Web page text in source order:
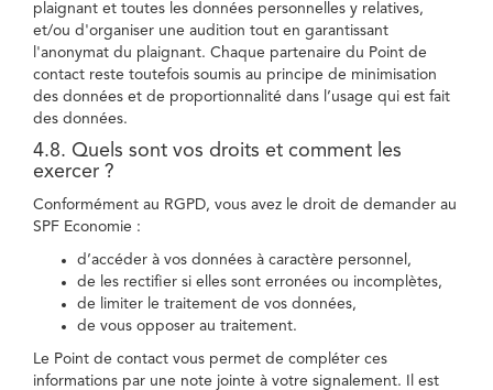
plaignant et toutes les données personnelles y relatives,
et/ou d'organiser une audition tout en garantissant
l'anonymat du plaignant. Chaque partenaire du Point de
contact reste toutefois soumis au principe de minimisation
des données et de proportionnalité dans l’usage qui est fait
des données.
4.8. Quels sont vos droits et comment les
exercer ?
Conformément au RGPD, vous avez le droit de demander au
SPF Economie :
d’accéder à vos données à caractère personnel,
de les rectifier si elles sont erronées ou incomplètes,
de limiter le traitement de vos données,
de vous opposer au traitement.
Le Point de contact vous permet de compléter ces
informations par une note jointe à votre signalement. Il est